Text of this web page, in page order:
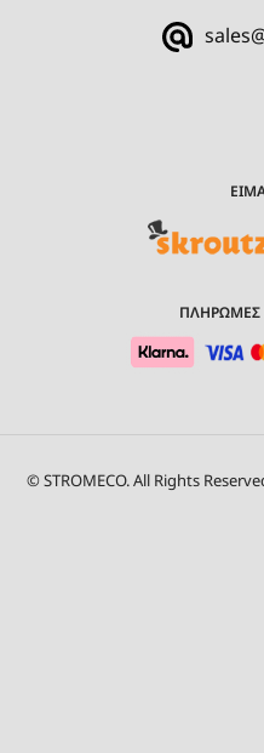
ΠΛΗΡΩΜΕΣ
© STROMECO. All Rights